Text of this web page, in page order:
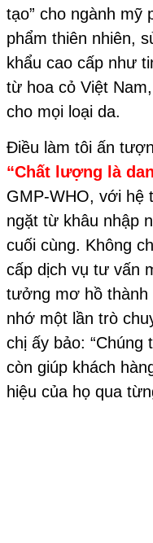
tạo” cho ngành mỹ
phẩm thiên nhiên,
khẩu cao cấp như
từ hoa cỏ Việt
cho mọi loại da.
Điều làm tôi ấn
“Chất lượng là
GMP-WHO, với hệ
ngặt từ khâu nhập
cuối cùng. Không
cấp dịch vụ tư vấn
tưởng mơ hồ thành
nhớ một lần trò
chị ấy bảo: “Chúng
còn giúp khách
hiệu của họ qua